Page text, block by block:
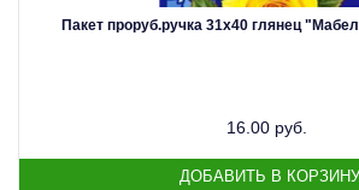
Пакет проруб.ручка 31х40 глянец
16.00 руб.